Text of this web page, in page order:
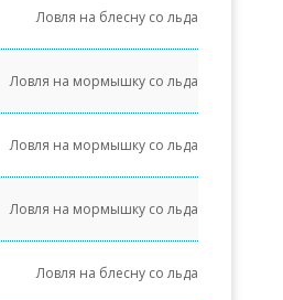
Ловля на блесну со льда
Ловля на мормышку со льда
Ловля на мормышку со льда
Ловля на мормышку со льда
Ловля на блесну со льда